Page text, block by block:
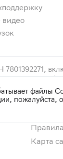
Торговля»
сервис
Карта
файлы
пожалуйста,